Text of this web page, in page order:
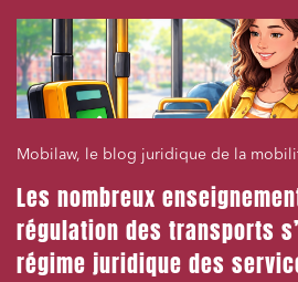
Mobilaw, le blog juridique de la
Les nombreux
régulation des transports
régime juridique des